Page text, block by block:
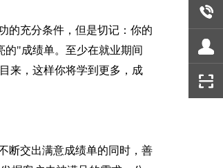
的充分条件，但是切记：你的
的"成绩单。至少在就业期间
来，这样你将学到更多，成
断交出满意成绩单的同时，善